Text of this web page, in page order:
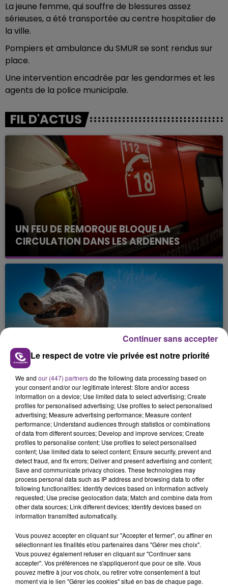
La jeune femme, qui souffre de blessures assez
sérieuses, a été transportée au centre hospitalier de
la ville.
Pompiers et ambulance du SMUR se sont rendus sur
place.
Une intervention encadrée par les gendarmes et les
agents de la police municipale.
FIL D'ACTUS
UN FEU DE REMORQUE BLOQUE LA
CIRCULATION DANS LES ARDENNES
Un feu de remorque s'est déclaré ce mercredi en
fin de matinée sur l'A34.
VENEZ FÊTER CE WEEK-END
L'ANNIVERSAIRE DE WOINIC
Ce samedi 8 août sera un grand jour :
l'anniversaire du plus gros sanglier du monde.
Une fête est donc organisée et vous êtes tous
conviés !
TITRES DIFFUSÉS
10h41
10h41
ALEX WARREN
Fever Dream
10h38
10h38
CRAIG DAVID
Walking Away
10h35
10h35 10h30
10h30
Le respect de votre vie privée est notre priorité
We and our (447) partnersdo the following data processing based on
your consent and/or our legitimate interest: Store and/or access
information on a device; Use limited data to select advertising; Create
profiles for personalised advertising; Use profiles to select personalised
advertising; Measure advertising performance; Measure content
performance; Understand audiences through statistics or combinations
of data from different sources; Develop and improve services; Create
profiles to personalise content; Use profiles to select personalised
content; Use limited data to select content; Ensure security, prevent and
detect fraud, and fix errors; Deliver and present advertising and content;
Save and communicate privacy choices. These technologies may
process personal data such as IP address and browsing data to offer
following functionalities: Identify devices based on information actively
requested; Use precise geolocation data; Match and combine data from
other data sources; Link different devices; Identify devices based on
information transmitted automatically.
Vous pouvez accepter en cliquant sur "Accepter et fermer", ou affiner en
sélectionnant les finalités et/ou partenaires dans "Gérer mes choix".
Vous pouvez également refuser en cliquant sur "Continuer sans
accepter". Vos préférences ne s'appliqueront que pour ce site. Vous
pouvez mettre à jour vos choix, ou retirer votre consentement à tout
moment via le lien "Gérer les cookies" situé en bas de chaque page.
Continuer sans accepter